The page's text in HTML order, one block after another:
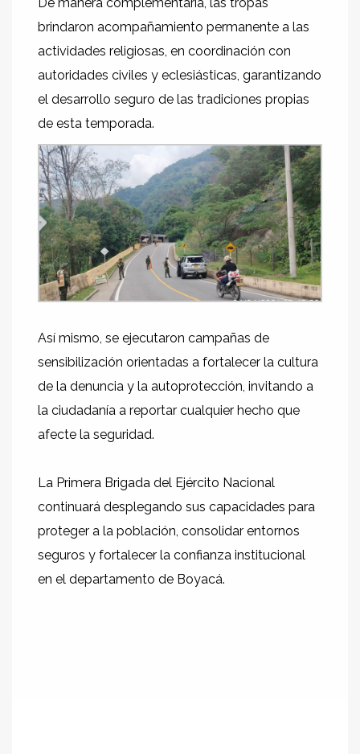
brindaron acompañamiento permanente a las
actividades religiosas, en coordinación con
autoridades civiles y eclesiásticas, garantizando
el desarrollo seguro de las tradiciones propias
de esta temporada.
Así mismo, se ejecutaron campañas de
sensibilización orientadas a fortalecer la cultura
de la denuncia y la autoprotección, invitando a
la ciudadanía a reportar cualquier hecho que
afecte la seguridad.
La Primera Brigada del Ejército Nacional
continuará desplegando sus capacidades para
proteger a la población, consolidar entornos
seguros y fortalecer la confianza institucional
en el departamento de Boyacá.